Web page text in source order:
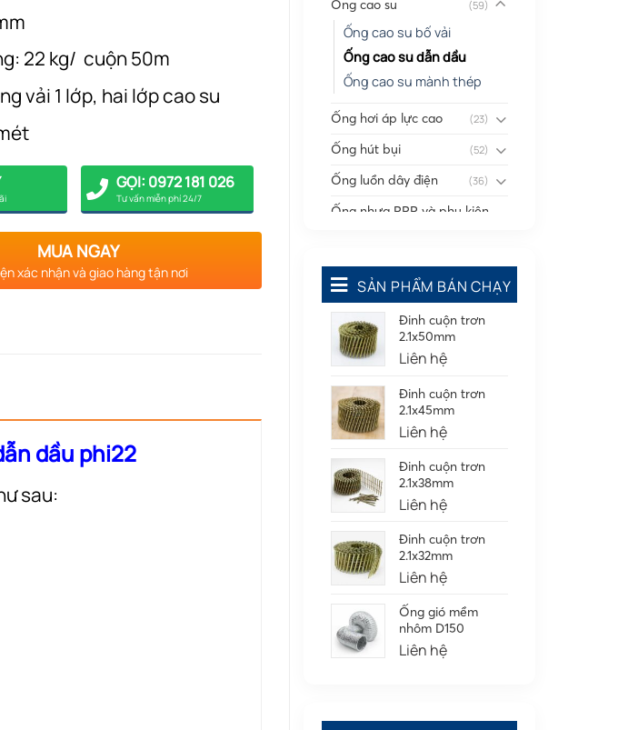
Ống cao su (59)
Ống cao su bố vải
Ống cao su dẫn dầu
Ống cao su mành thép
Ống hơi áp lực cao (23)
Ống hút bụi (52)
Ống luồn dây điện (36)
Ống nhựa PPR và phụ kiện
Ống Silicone (20)
Ống thông gió (58)
Phụ kiện nối
Quạt dân dụng
Tấm cao su
SẢN PHẨM BÁN CHẠY
Đinh cuộn trơn
2.1x50mm
Liên hệ
Đinh cuộn trơn
2.1x45mm
Liên hệ
Đinh cuộn trơn
2.1x38mm
Liên hệ
Đinh cuộn trơn
2.1x32mm
Liên hệ
Ống gió mềm
nhôm D150
Liên hệ
22 kg/ cuộn 50m
vải 1 lớp, hai lớp cao su
GỌI: 0972 181 026
Tư vấn miễn phí 24/7
MUA NGAY
xác nhận và giao hàng tận nơi
dầu phi22
sau: